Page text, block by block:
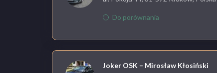
Do porównania
Joker OSK – Mirosław Kłosiński